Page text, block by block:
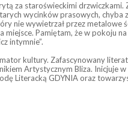
za staroświeckimi
wycinków prasowych,
nie wywietrzał przez
Pamiętam, że w pokoju
intymnie”.
kultury. Zafascynowany
Artystycznym Bliza. Inicjuje
Literacką GDYNIA oraz